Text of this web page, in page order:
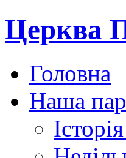
Церква
Головна
Наша